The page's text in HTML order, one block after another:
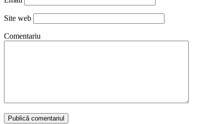
Site web
Comentariu